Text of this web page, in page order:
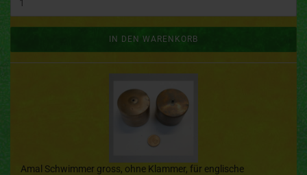
IN DEN WARENKORB
Amal Schwimmer gross, ohne Klammer, für englische